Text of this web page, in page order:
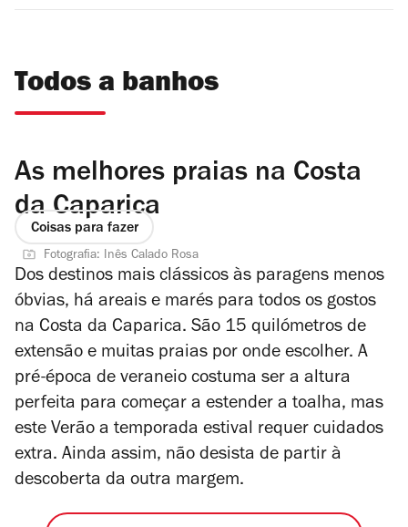
Todos a banhos
As melhores praias na Costa
da Caparica
Coisas para fazer
Fotografia: Inês Calado Rosa
Dos destinos mais clássicos às paragens menos
óbvias, há areais e marés para todos os gostos
na Costa da Caparica. São 15 quilómetros de
extensão e muitas praias por onde escolher. A
pré-época de veraneio costuma ser a altura
perfeita para começar a estender a toalha, mas
este Verão a temporada estival requer cuidados
extra. Ainda assim, não desista de partir à
descoberta da outra margem.